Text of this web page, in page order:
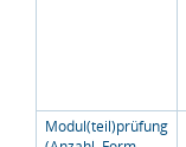
Modul(teil)prüfung